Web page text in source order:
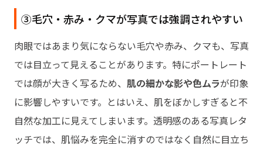
③毛穴・赤み・クマが写真では強調されやすい
肉眼ではあまり気にならない毛穴や赤み、クマも、写真
では目立って見えることがあります。特にポートレート
では顔が大きく写るため、 肌の細かな影や色ムラが印象
に影響しやすいです。とはいえ、肌をぼかしすぎると不
自然な加工に見えてしまいます。透明感のある写真レタ
ッチでは、肌悩みを完全に消すのではなく自然に目立ち